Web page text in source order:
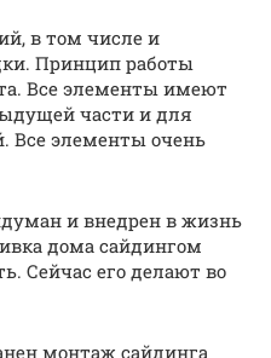
в том числе и
Принцип работы
Все элементы имеют
части и для
Все элементы очень
и внедрен в жизнь
дома сайдингом
Сейчас его делают во
монтаж сайдинга